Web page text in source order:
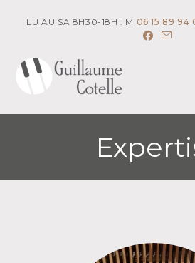
LU AU SA 8H30-18H : M 06 15 89 94